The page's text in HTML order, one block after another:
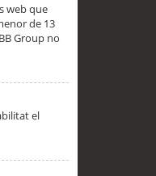
web que
de 13
Group no
el